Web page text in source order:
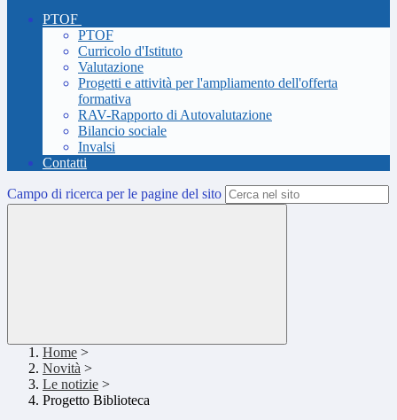
PTOF
PTOF
Curricolo d'Istituto
Valutazione
Progetti e attività per l'ampliamento dell'offerta
formativa
RAV-Rapporto di Autovalutazione
Bilancio sociale
Invalsi
Contatti
Campo di ricerca per le pagine del sito
Home >
Novità >
Le notizie >
Progetto Biblioteca